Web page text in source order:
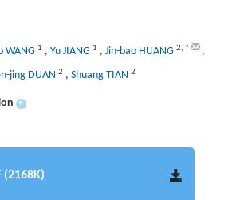
WANG 1 , Yu JIANG 1 , Jin-bao HUANG 2, *
,
jing DUAN 2 , Shuang TIAN 2
+
(2168K)